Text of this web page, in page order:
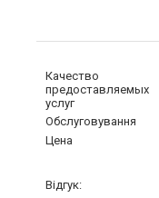
Качество
предоставляемых
услуг
Обслуговування
Цена
Відгук: